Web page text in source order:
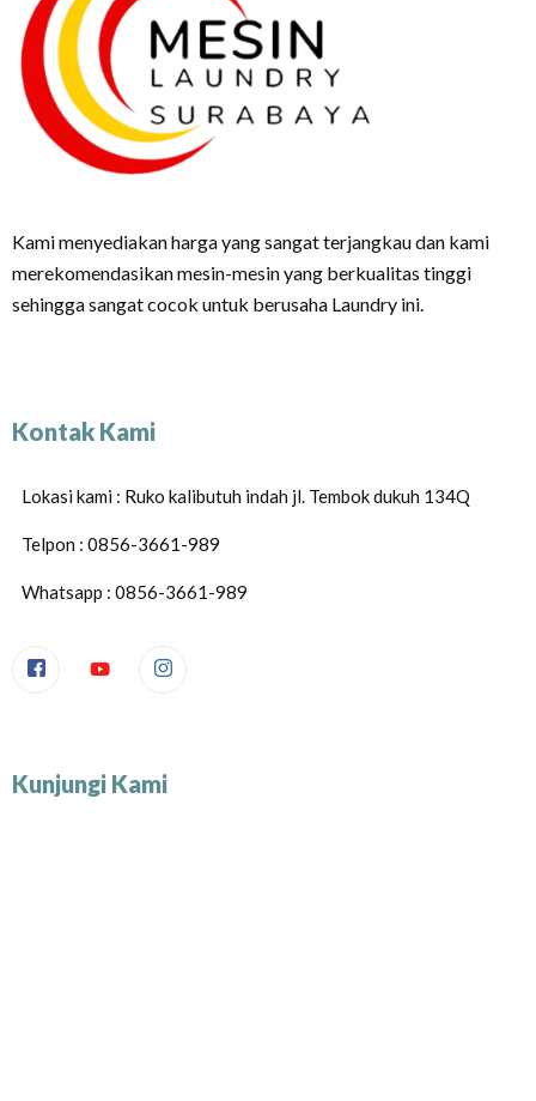
Kami menyediakan harga yang sangat terjangkau dan kami
merekomendasikan mesin-mesin yang berkualitas tinggi
sehingga sangat cocok untuk berusaha Laundry ini.
Kontak Kami
Lokasi kami : Ruko kalibutuh indah jl. Tembok dukuh 134Q
Telpon : 0856-3661-989
Whatsapp : 0856-3661-989
Kunjungi Kami